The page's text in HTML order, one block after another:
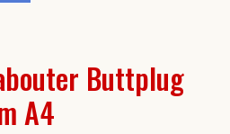
Buttplug
A4